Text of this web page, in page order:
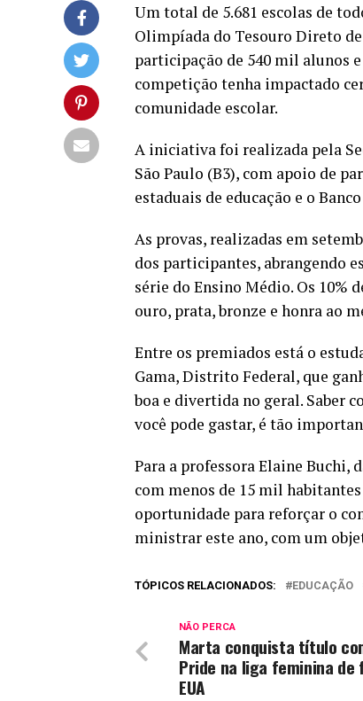
Um total de 5.681 escolas de
Olimpíada do Tesouro Direto
participação de 540 mil alunos
competição tenha impactado
comunidade escolar.
A iniciativa foi realizada pela
São Paulo (B3), com apoio de
estaduais de educação e o
As provas, realizadas em
dos participantes, abrangendo
série do Ensino Médio. Os 10%
ouro, prata, bronze e honra ao
Entre os premiados está o
Gama, Distrito Federal, que
boa e divertida no geral. Saber
você pode gastar, é tão
Para a professora Elaine Buchi,
com menos de 15 mil
oportunidade para reforçar o
ministrar este ano, com um
TÓPICOS RELACIONADOS: EDUCAÇÃO
NÃO PERCA
Marta conquista título
Pride na liga feminina de
EUA